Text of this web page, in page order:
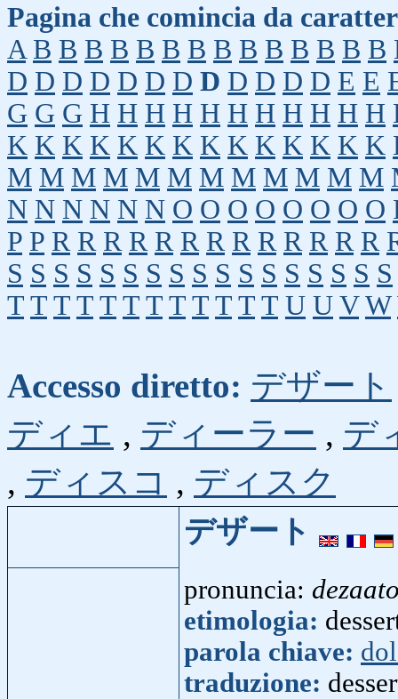
Pagina che comincia da
A B B B B B B B B B B B B B B
D D D D D D D D D D D D E E
G G G H H H H H H H H H H H
K K K K K K K K K K K K K K
M M M M M M M M M M M M
N N N N N N O O O O O O O O
P P R R R R R R R R R R R R R
S S S S S S S S S S S S S S S S S
T T T T T T T T T T T T U U V W
Accesso diretto: デザート
ディエ , ディーラー , デ
, ディスコ , ディスク
デザート
pronuncia:
etimologia:
parola chiave:
traduzione: